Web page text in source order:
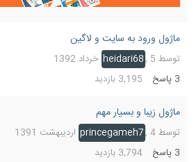
ماژول ورود به سایت و لاگین
توسط heidari68 , 5 خرداد 1392
پاسخ 3,195 بازدید
ماژول زیبا و بسیار مهم
توسط princegameh7 ,4 اردیبهشت 1391
پاسخ 3,794 بازدید